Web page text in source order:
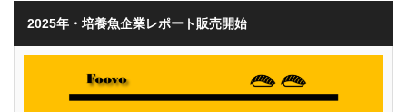
2025年・培養魚企業レポート販売開始